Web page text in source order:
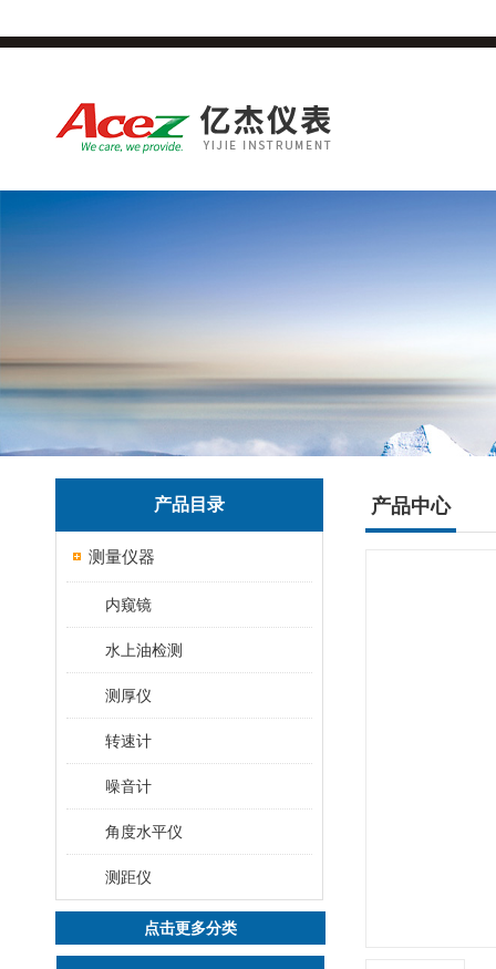
产品目录
测量仪器
内窥镜
水上油检测
测厚仪
转速计
噪音计
角度水平仪
测距仪
点击更多分类
产品中心